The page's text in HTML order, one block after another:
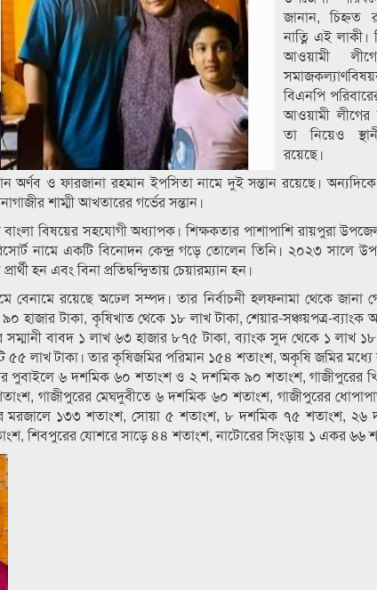
জানান, চিহ্নত
নাত্নি এই
আওয়ামী
বিএনপি
আওয়ামী লীগের
তা নিয়েও
রয়েছে।
অর্ণব ও ফারজানা রহমান ইপসিতা নামে দুই সন্তান রয়েছে।
শাম্মী আখতারের গর্ভের সন্তান।
বিষয়ের সহযোগী অধ্যাপক। শিক্ষকতার পাশাপাশি রায়পুরা
নামে একটি বিনোদন কেন্দ্র গড়ে তোলেন তিনি। ২০২৩ সালে
হন এবং বিনা প্রতিদ্বন্দ্বিতায় চেয়ারম্যান হন।
বেনামে রয়েছে অঢেল সম্পদ। তার নির্বাচনী হলফনামা থেকে
হাজার টাকা, কৃষিখাত থেকে ১৮ লাখ টাকা, শেয়ার-সঞ্চয়পত্র-
বাবদ ১ লাখ ৬৩ হাজার ৮৭৫ টাকা, ব্যাংক সুদ থেকে ১ লাখ ১৮
৫৫ লাখ টাকা। তার কৃষিজমির পরিমান ১৫৪ শতাংশ, অকৃষি জমির
পুবাইলে ৬ দশমিক ৬০ শতাংশ ও ২ দশমিক ৯০ শতাংশ, গাজীপুরের
গাজীপুরের মেঘদুবীতে ৬ দশমিক ৬০ শতাংশ, গাজীপুরের
মরজালে ১৩৩ শতাংশ, সোয়া ৫ শতাংশ, ৮ দশমিক ৭৫ শতাংশ,
শিবপুরের যোশরে সাড়ে ৪৪ শতাংশ, নাটোরের সিংড়ায় ১ একর ৬৬